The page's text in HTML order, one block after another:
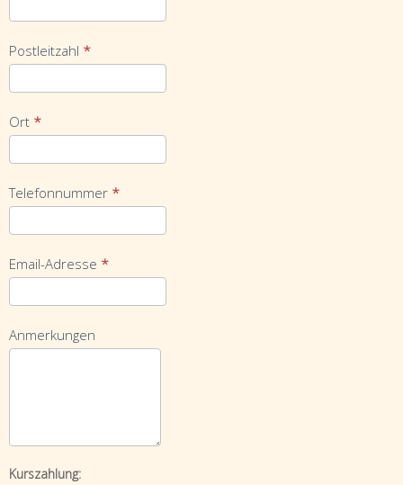
Postleitzahl *
Ort *
Telefonnummer *
Email-Adresse *
Anmerkungen
Kurszahlung: